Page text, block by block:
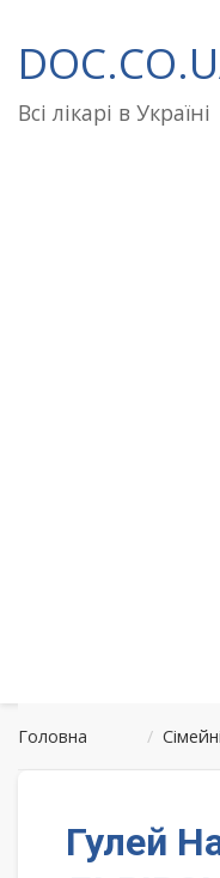
до
вмісту
Всі лікарі в Україні
Головна /
Гулей